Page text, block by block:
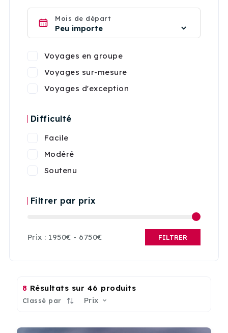
Mois de départ
Voyages en groupe
Voyages sur-mesure
Voyages d'exception
Difficulté
Facile
Modéré
Soutenu
Filtrer par prix
Prix : 1950€ - 6750€ FILTRER
8 Résultats sur 46 produits
Classé par Prix